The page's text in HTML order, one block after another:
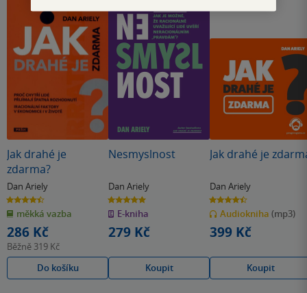
Jak drahé je
zdarma?
Dan Ariely
4.5
z
5
hvězdiček
měkká vazba
286 Kč
Běžně 319 Kč
Do košíku
Nesmyslnost
Dan Ariely
5.0
z
5
hvězdiček
E-kniha
279 Kč
Koupit
Jak drahé je
Dan Ariely
4.5
z
5
hvězdiček
Audiokniha (mp3)
399 Kč
Koupit